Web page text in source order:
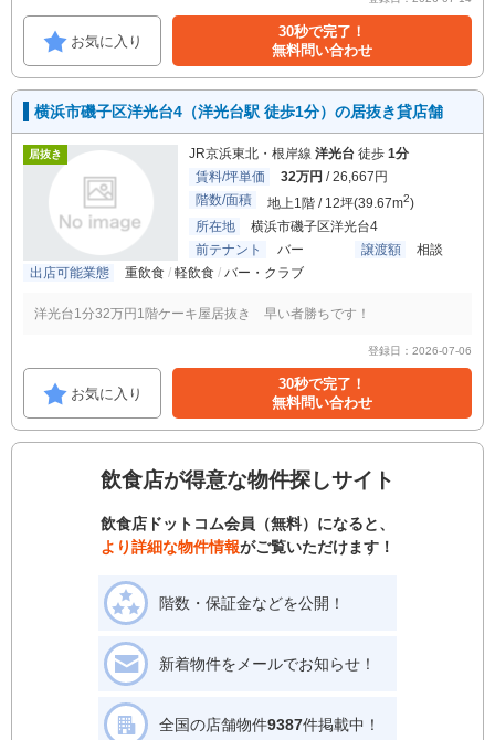
お気に入り
30秒で完了！
無料問い合わせ
横浜市磯子区洋光台4（洋光台駅 徒歩1分）の居抜き貸店舗
居抜き JR京浜東北・根岸線 洋光台 徒歩 1分
賃料/坪単価
32万円 / 26,667円
階数/面積
地上1階 / 12坪(39.67m2)
所在地
横浜市磯子区洋光台4
前テナント
バー 譲渡額
相談
出店可能業態
重飲食 軽飲食 バー・クラブ
洋光台1分32万円1階ケーキ屋居抜き 早い者勝ちです！
登録日：2026-07-06
お気に入り
30秒で完了！
無料問い合わせ
飲食店が得意な物件探しサイト
飲食店ドットコム会員（無料）になると、
より詳細な物件情報がご覧いただけます！
階数・保証金などを公開！
新着物件をメールでお知らせ！
全国の店舗物件9387件掲載中！